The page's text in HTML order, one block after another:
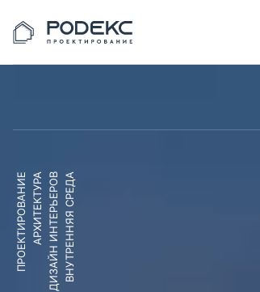
ПРОЕКТИРОВАНИЕАРХИТЕКТУРАДИЗАЙН ИНТЕРЬЕРОВВНУТРЕННЯЯ СРЕДА